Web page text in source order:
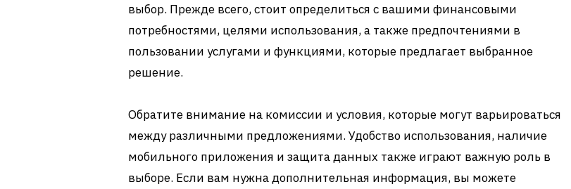
выбор. Прежде всего, стоит определиться с вашими финансовыми
потребностями, целями использования, а также предпочтениями в
пользовании услугами и функциями, которые предлагает выбранное
решение.
Обратите внимание на комиссии и условия, которые могут варьироваться
между различными предложениями. Удобство использования, наличие
мобильного приложения и защита данных также играют важную роль в
выборе. Если вам нужна дополнительная информация, вы можете